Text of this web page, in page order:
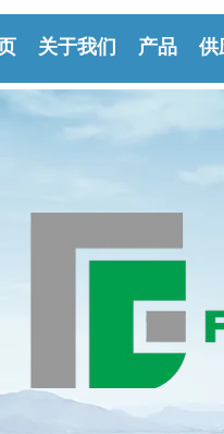
关于我们 产品 供